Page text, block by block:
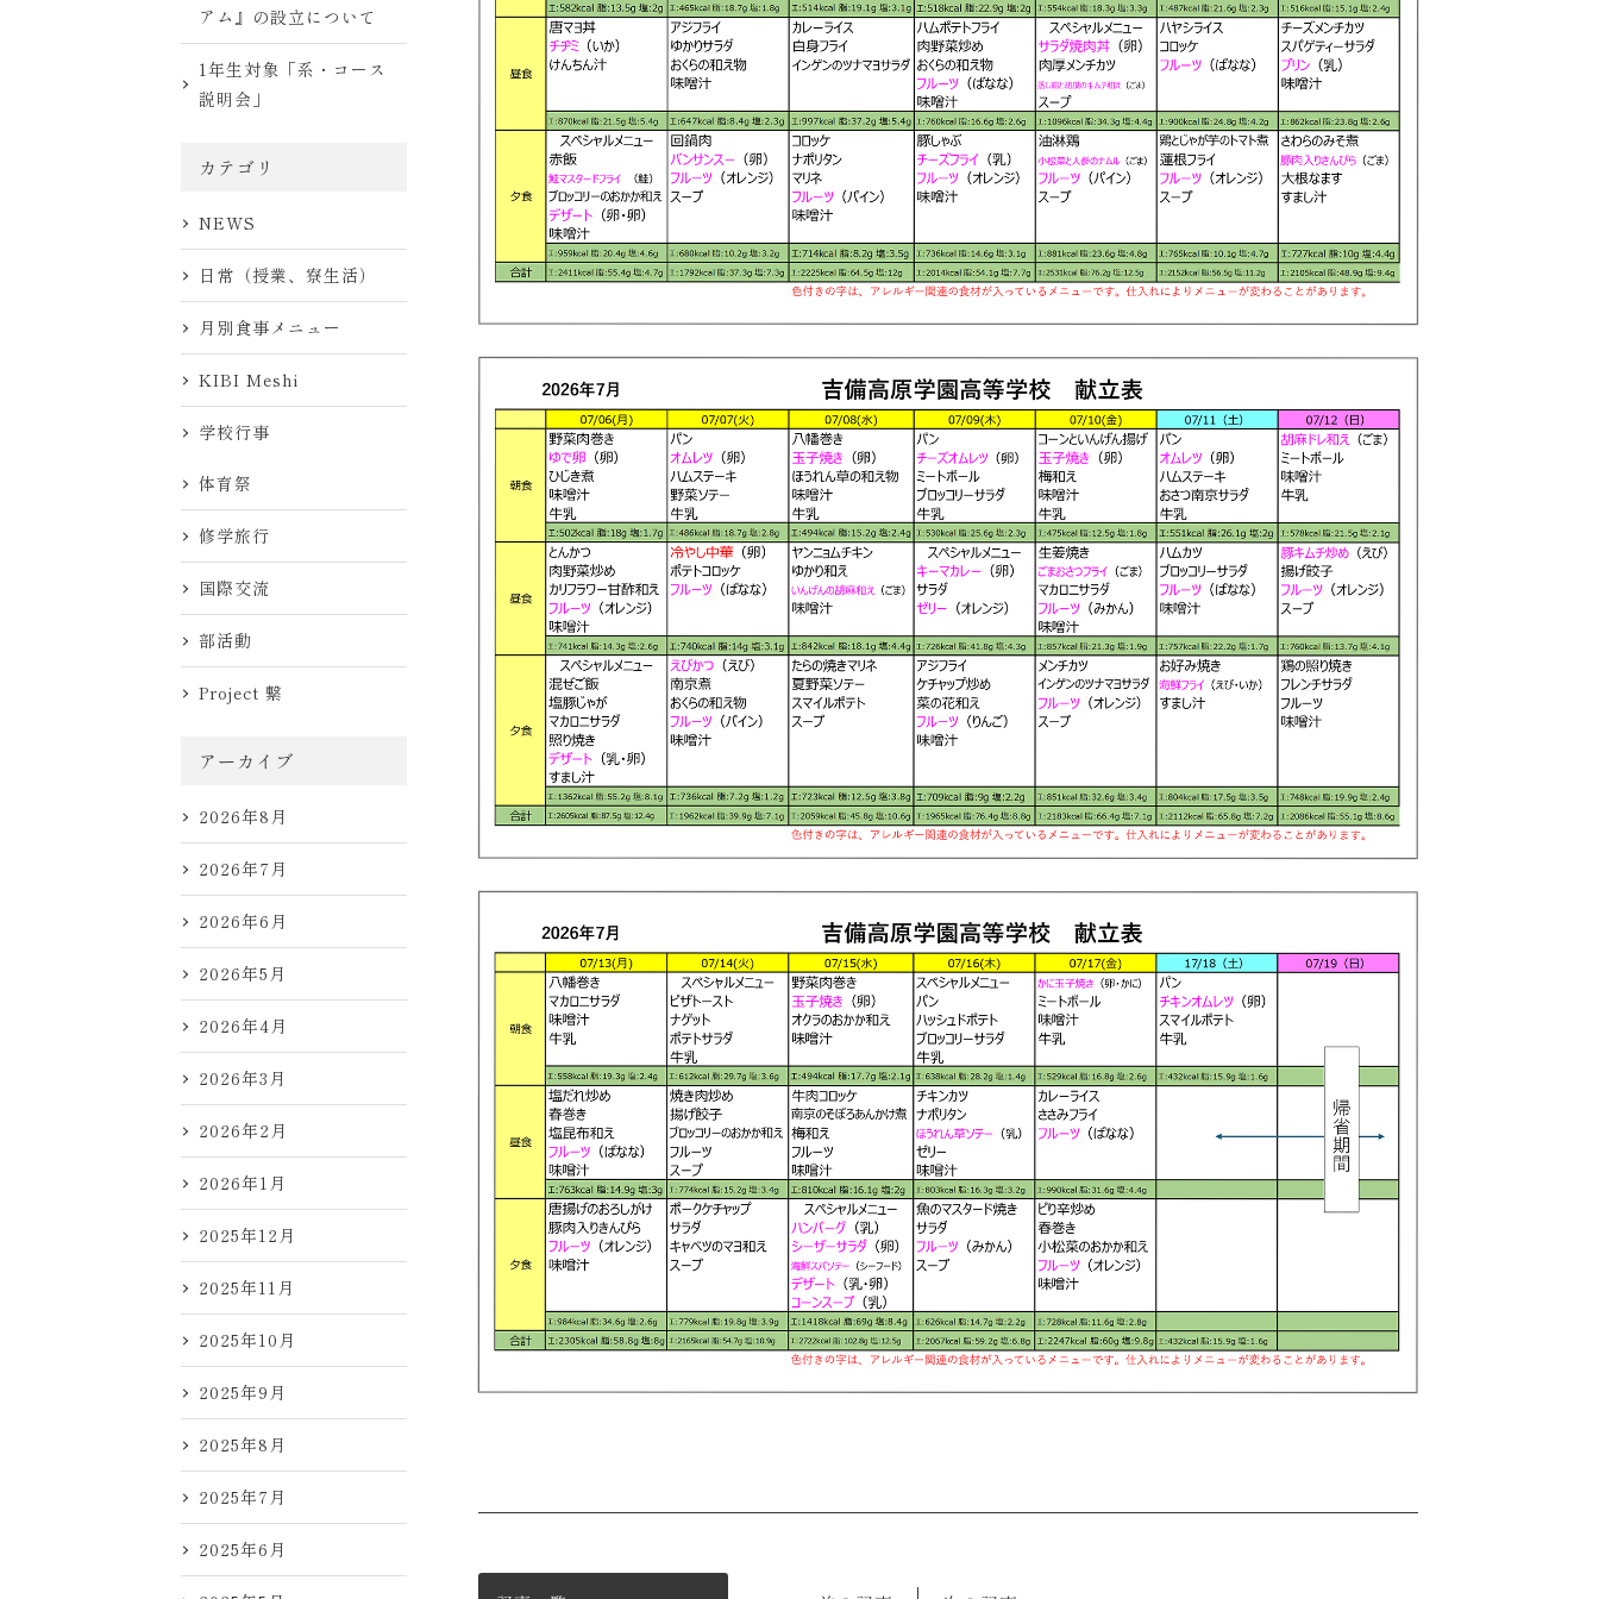
アム』の設立について
1年生対象「系・コース
説明会」
カテゴリ
NEWS
日常（授業、寮生活）
月別食事メニュー
KIBI Meshi
学校行事
体育祭
修学旅行
国際交流
部活動
Project 繋
アーカイブ
2026年8月
2026年7月
2026年6月
2026年5月
2026年4月
2026年3月
2026年2月
2026年1月
2025年12月
2025年11月
2025年10月
2025年9月
2025年8月
2025年7月
2025年6月